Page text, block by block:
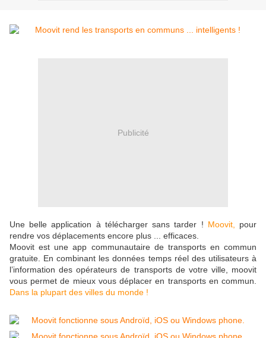
Publicité
Une belle application à télécharger sans tarder ! Moovit, pour
rendre vos déplacements encore plus ... efficaces.
Moovit est une app communautaire de transports en commun
gratuite. En combinant les données temps réel des utilisateurs à
l’information des opérateurs de transports de votre ville, moovit
vous permet de mieux vous déplacer en transports en commun.
Dans la plupart des villes du monde !